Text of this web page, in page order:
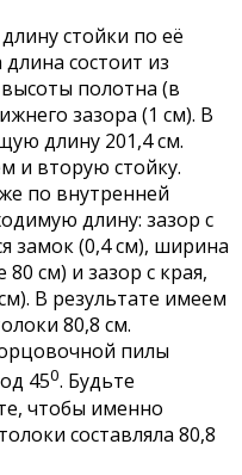
стойки по её
состоит из
высоты полотна (в
зазора (1 см). В
длину 201,4 см.
и вторую стойку.
по внутренней
длину: зазор с
замок (0,4 см), ширина
см) и зазор с края,
В результате имеем
80,8 см.
пилы
450. Будьте
чтобы именно
составляла 80,8